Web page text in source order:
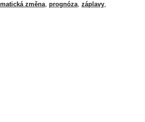
změna, prognóza, záplavy,